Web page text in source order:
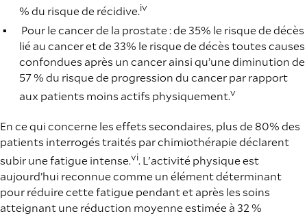
% du risque de récidive.iv
Pour le cancer de la prostate : de 35% le risque de décès
lié au cancer et de 33% le risque de décès toutes causes
confondues après un cancer ainsi qu’une diminution de
57 % du risque de progression du cancer par rapport
aux patients moins actifs physiquement.v
En ce qui concerne les effets secondaires, plus de 80% des
patients interrogés traités par chimiothérapie déclarent
subir une fatigue intense.vi. L'activité physique est
aujourd’hui reconnue comme un élément déterminant
pour réduire cette fatigue pendant et après les soins
atteignant une réduction moyenne estimée à 32 %